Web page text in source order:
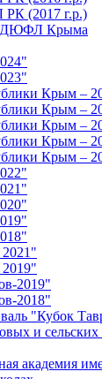
(2017 г.р.)
ДЮФЛ Крыма
Крым –
Крым –
Крым –
Крым –
Крым –
2019"
2018"
"Кубок
и
академия